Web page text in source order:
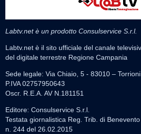
Labtv.net è un prodotto Consulservice S.r.l.
Labtv.net è il sito ufficiale del canale
del digitale terrestre Regione Campania
Sede legale: Via Chiaio, 5 - 83010 – Torrioni
P.IVA 02757950643
Oscr. R.E.A. AV N.181151
Editore: Consulservice S.r.l.
Testata giornalistica Reg. Trib. di Benevento
n. 244 del 26.02.2015